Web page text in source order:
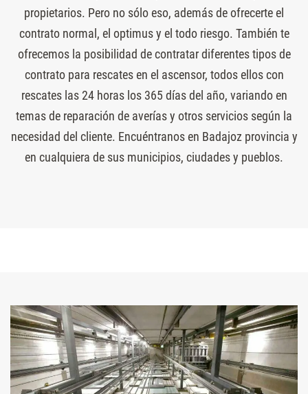
propietarios. Pero no sólo eso, además de ofrecerte el
contrato normal, el optimus y el todo riesgo. También te
ofrecemos la posibilidad de contratar diferentes tipos de
contrato para rescates en el ascensor, todos ellos con
rescates las 24 horas los 365 días del año, variando en
temas de reparación de averías y otros servicios según la
necesidad del cliente. Encuéntranos en Badajoz provincia y
en cualquiera de sus municipios, ciudades y pueblos.